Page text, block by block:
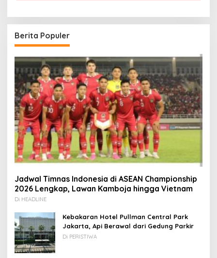
Berita Populer
Jadwal Timnas Indonesia di ASEAN Championship
2026 Lengkap, Lawan Kamboja hingga Vietnam
Di HEADLINE
Kebakaran Hotel Pullman Central Park
Jakarta, Api Berawal dari Gedung Parkir
Di PERISTIWA